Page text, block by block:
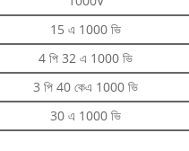
15 এ 1000 ভি
4 পি 32 এ 1000 ভি
3 পি 40 কেএ 1000 ভি
30 এ 1000 ভি